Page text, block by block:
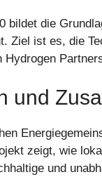
bildet die
Ziel ist es, die
Hydrogen
und
zeigt, wie
und